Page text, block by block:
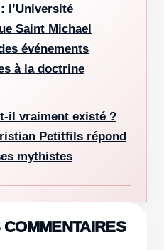
l’Université
Saint Michael
événements
à la doctrine
il vraiment existé ?
Petitfils répond
mythistes